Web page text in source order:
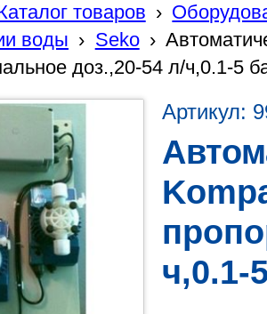
товаров ›
воды › Seko ›
доз.,20-54 л/ч,0.1-5
Артикул:
ч,0.1-